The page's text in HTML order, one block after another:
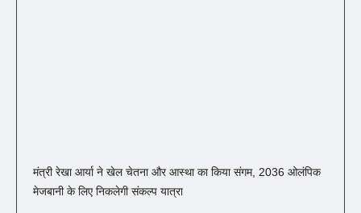
मंत्री रेखा आर्या ने खेल चेतना और आस्था का किया संगम, 2036 ओलंपिक
मेजबानी के लिए निकलेगी संकल्प यात्रा